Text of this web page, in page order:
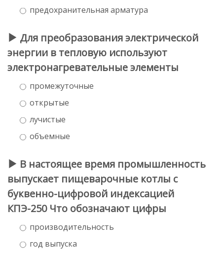
предохранительная арматура
Для преобразования электрической
энергии в тепловую используют
электронагревательные элементы
промежуточные
открытые
лучистые
объемные
В настоящее время промышленность
выпускает пищеварочные котлы с
буквенно-цифровой индексацией
КПЭ-250 Что обозначают цифры
производительность
год выпуска